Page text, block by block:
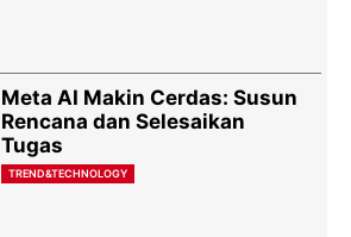
Meta AI Makin Cerdas: Susun
Rencana dan Selesaikan
Tugas
TREND&TECHNOLOGY